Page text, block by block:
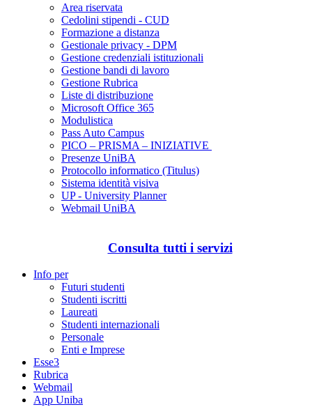
Area riservata
Cedolini stipendi - CUD
Formazione a distanza
Gestionale privacy - DPM
Gestione credenziali istituzionali
Gestione bandi di lavoro
Gestione Rubrica
Liste di distribuzione
Microsoft Office 365
Modulistica
Pass Auto Campus
PICO – PRISMA – INIZIATIVE
Presenze UniBA
Protocollo informatico (Titulus)
Sistema identità visiva
UP - University Planner
Webmail UniBA
Consulta tutti i servizi
Info per
Futuri studenti
Studenti iscritti
Laureati
Studenti internazionali
Personale
Enti e Imprese
Esse3
Rubrica
Webmail
App Uniba